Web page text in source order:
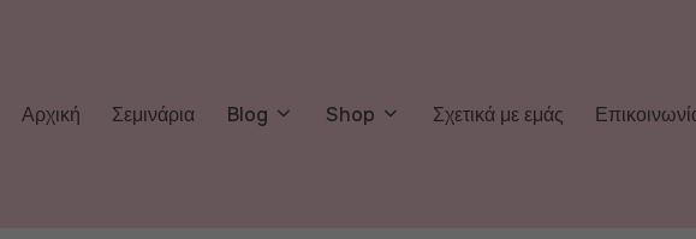
Αρχική Σεμινάρια Blog Shop Σχετικά με εμάς